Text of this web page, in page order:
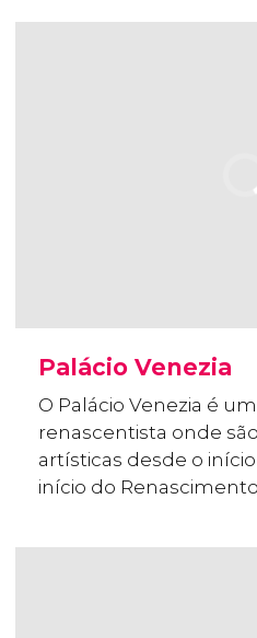
Palácio Venezia
O Palácio Venezia é
renascentista onde
artísticas desde o
início do